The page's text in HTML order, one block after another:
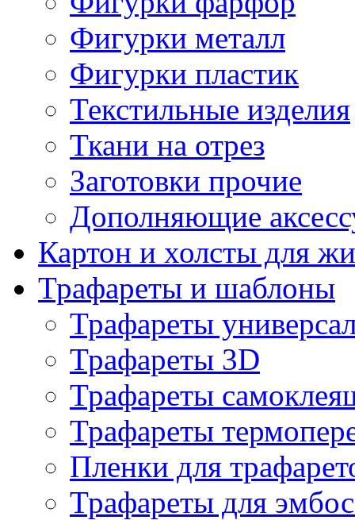
Фигурки металл
Фигурки пластик
Текстильные изделия
Ткани на отрез
Заготовки прочие
Дополняющие
Картон и холсты для
Трафареты и шаблоны
Трафареты
Трафареты 3D
Трафареты
Трафареты
Пленки для
Трафареты для